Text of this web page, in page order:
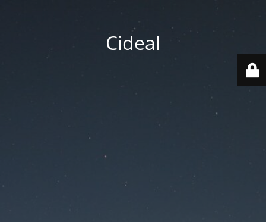
Cideal